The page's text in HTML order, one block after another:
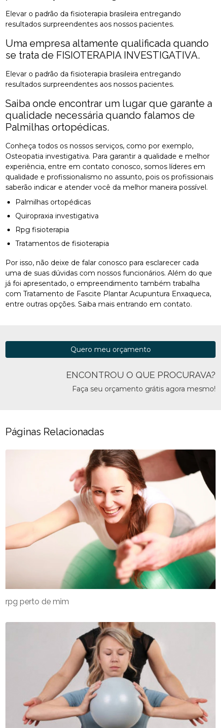
Elevar o padrão da fisioterapia brasileira entregando
resultados surpreendentes aos nossos pacientes.
Uma empresa altamente qualificada quando
se trata de FISIOTERAPIA INVESTIGATIVA.
Elevar o padrão da fisioterapia brasileira entregando
resultados surpreendentes aos nossos pacientes.
Saiba onde encontrar um lugar que garante a
qualidade necessária quando falamos de
Palmilhas ortopédicas.
Conheça todos os nossos serviços, como por exemplo,
Osteopatia investigativa. Para garantir a qualidade e melhor
experiência, entre em contato conosco, somos líderes em
qualidade e profissionalismo no assunto, pois os profissionais
saberão indicar e atender você da melhor maneira possível.
Palmilhas ortopédicas
Quiropraxia investigativa
Rpg fisioterapia
Tratamentos de fisioterapia
Por isso, não deixe de falar conosco para esclarecer cada
uma de suas dúvidas com nossos funcionários. Além do que
já foi apresentado, o empreendimento também trabalha
com Tratamento de Fascite Plantar Acupuntura Enxaqueca,
entre outras opções. Saiba mais entrando em contato.
ENCONTROU O QUE PROCURAVA?
Faça seu orçamento grátis agora mesmo!
Quero meu orçamento
Páginas Relacionadas
rpg perto de mim